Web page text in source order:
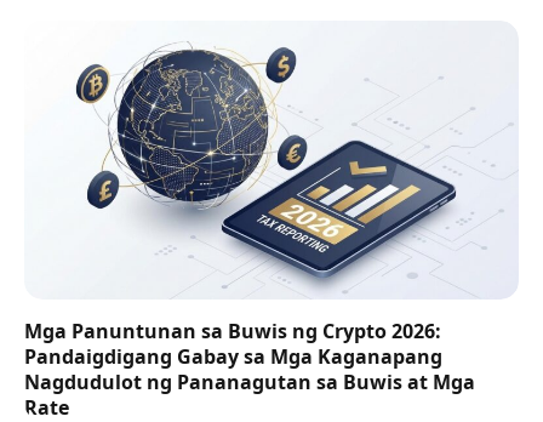
Mga Panuntunan sa Buwis ng Crypto 2026:
Pandaigdigang Gabay sa Mga Kaganapang
Nagdudulot ng Pananagutan sa Buwis at Mga
Rate